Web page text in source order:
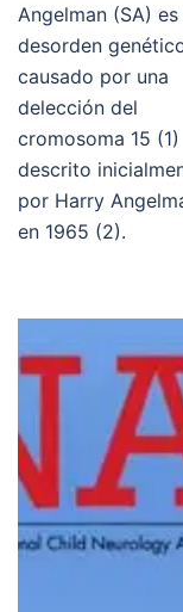
Angelman (SA) es
desorden
causado por una
delección del
cromosoma 15 (1)
descrito
por Harry
en 1965 (2).